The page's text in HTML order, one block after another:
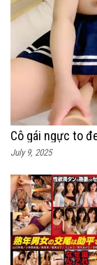
Cô gái ngực to
July 9, 2025